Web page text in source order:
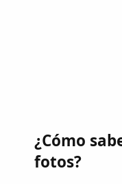
¿Cómo
fotos?